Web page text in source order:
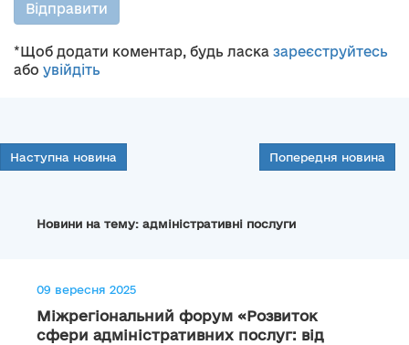
Відправити
*Щоб додати коментар, будь ласка зареєструйтесь
або увійдіть
Наступна новина Попередня новина
Новини на тему: адміністративні послуги
09 вересня 2025
Міжрегіональний форум «Розвиток
сфери адміністративних послуг: від